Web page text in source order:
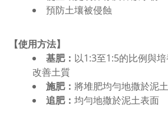
預防土壤被侵蝕
【使用方法】
基肥： 以1:3至1:5的比例與
改善土質
施肥： 將堆肥均勻地撒於泥
追肥： 均勻地撒於泥土表面